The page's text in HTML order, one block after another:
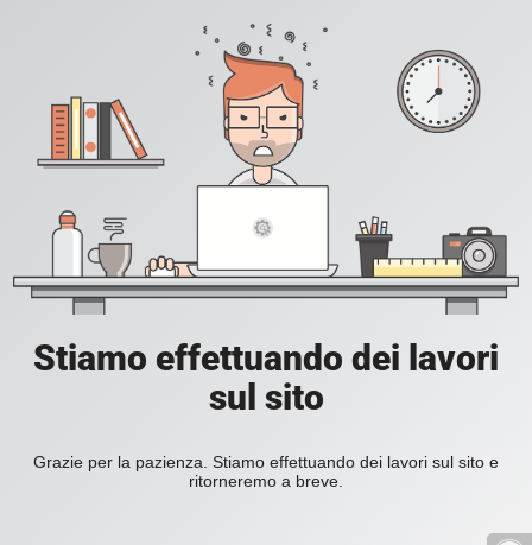
Stiamo effettuando dei lavori
sul sito
Grazie per la pazienza. Stiamo effettuando dei lavori sul sito e
ritorneremo a breve.